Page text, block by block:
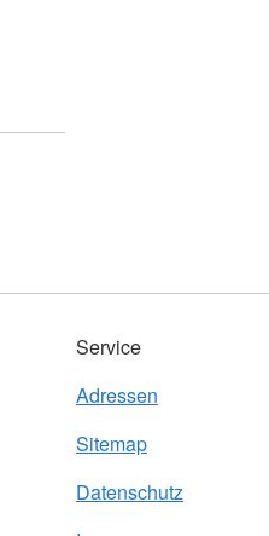
Service
Adressen
Sitemap
Datenschutz